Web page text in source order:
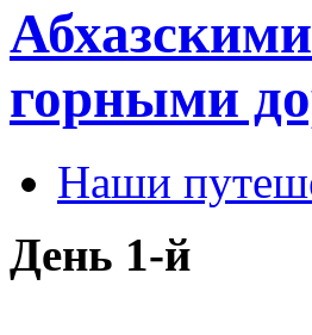
горными
Наши
День 1-й